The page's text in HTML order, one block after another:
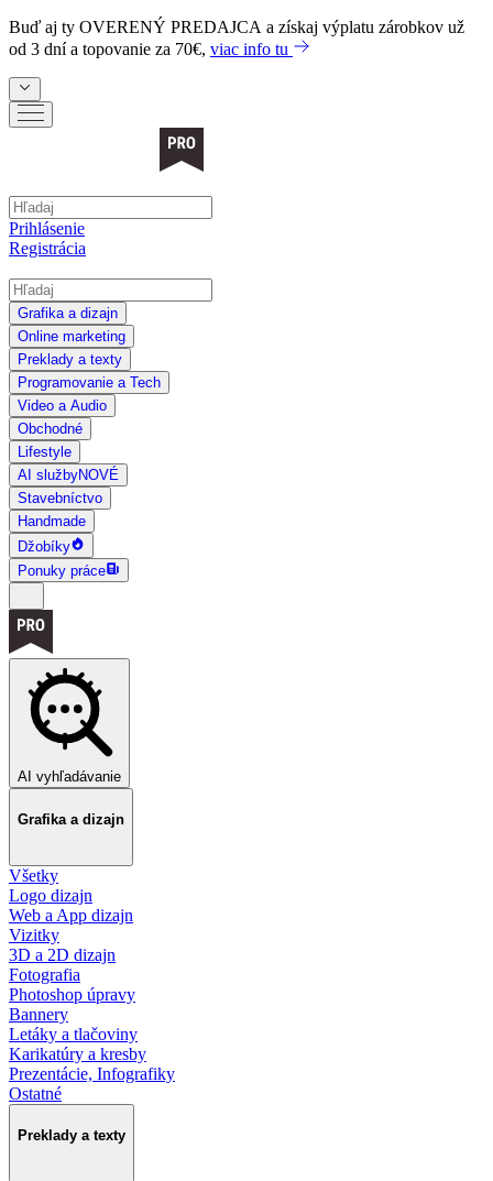
Buď aj ty OVERENÝ PREDAJCA a získaj výplatu zárobkov už
od 3 dní a topovanie za 70€, viac info tu
Prihlásenie
Registrácia
Grafika a dizajn
Online marketing
Preklady a texty
Programovanie a Tech
Video a Audio
Obchodné
Lifestyle
AI službyNOVÉ
Stavebníctvo
Handmade
Džobíky
Ponuky práce
AI vyhľadávanie
Grafika a dizajn
Všetky
Logo dizajn
Web a App dizajn
Vizitky
3D a 2D dizajn
Fotografia
Photoshop úpravy
Bannery
Letáky a tlačoviny
Karikatúry a kresby
Prezentácie, Infografiky
Ostatné
Preklady a texty